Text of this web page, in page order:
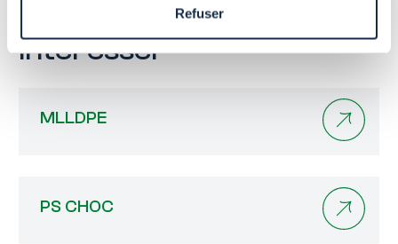
Refuser
pourraient aussi vous
intéresser
MLLDPE
PS CHOC